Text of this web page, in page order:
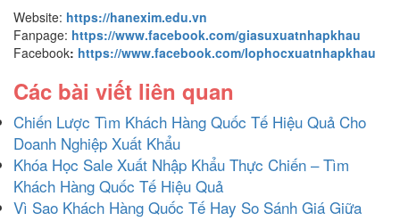
Website: https://hanexim.edu.vn
Fanpage: https://www.facebook.com/giasuxuatnhapkhau
Facebook: https://www.facebook.com/lophocxuatnhapkhau
Các bài viết liên quan
Chiến Lược Tìm Khách Hàng Quốc Tế Hiệu Quả Cho
Doanh Nghiệp Xuất Khẩu
Khóa Học Sale Xuất Nhập Khẩu Thực Chiến – Tìm
Khách Hàng Quốc Tế Hiệu Quả
Vì Sao Khách Hàng Quốc Tế Hay So Sánh Giá Giữa